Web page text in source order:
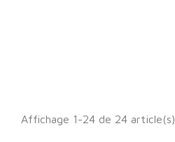
Affichage 1-24 de 24 article(s)